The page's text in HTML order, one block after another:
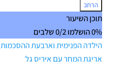
הרחב
יוני-
תרבויות
העתיד
והרהורים
פילוסופים
תוכן השיעור
0% הושלמו
0/2 שלבים
הילדה הפנימית וארבעת ההסכמות
אריגת המחר עם איריס גל